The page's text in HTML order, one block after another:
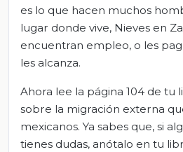
es lo que hacen muchos
lugar donde vive, Nieves en
encuentran empleo, o les
les alcanza.
Ahora lee la página 104 de tu
sobre la migración externa
mexicanos. Ya sabes que, si
tienes dudas, anótalo en tu